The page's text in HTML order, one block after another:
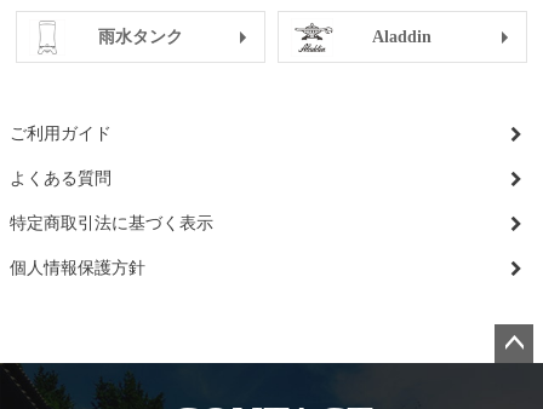
雨水タンク Aladdin
ご利用ガイド
よくある質問
特定商取引法に基づく表示
個人情報保護方針